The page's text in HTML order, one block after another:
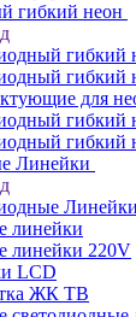
гибкий неон
гибкий
гибкий
для
гибкий
гибкий
Линейки
Линейки
линейки
линейки 220V
LCD
ЖК ТВ